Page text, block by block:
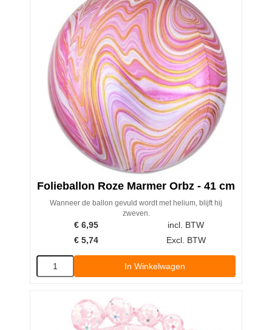
Folieballon Roze Marmer Orbz - 41 cm
Wanneer de ballon gevuld wordt met helium, blijft hij
zweven.
€ 6,95
incl. BTW
€ 5,74 Excl. BTW
In Winkelwagen